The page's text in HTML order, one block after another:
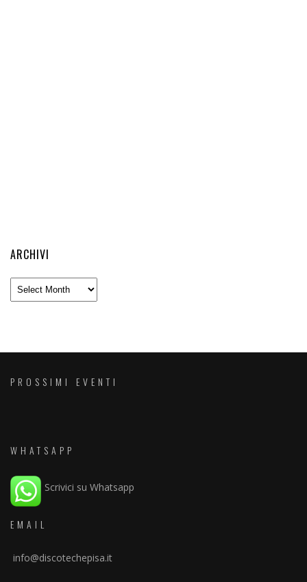
ARCHIVI
Archivi
PROSSIMI EVENTI
WHATSAPP
Scrivici su Whatsapp
EMAIL
info@discotechepisa.it